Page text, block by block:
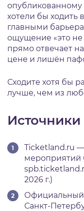
опубликованному
хотели бы ходить
главными
ощущение «это
прямо отвечает
цене и лишён
Сходите хотя бы
лучше, чем из
Ticketland.ru
мероприятий
2026 г.)
Официальный
Санкт-